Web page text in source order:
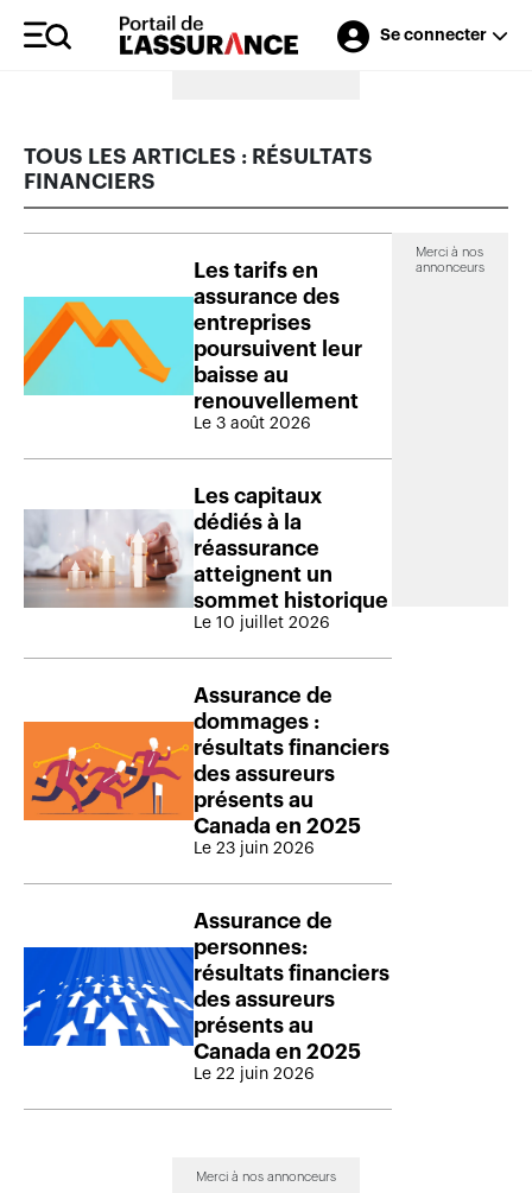
Se connecter
Merci à nos annonceurs
TOUS LES ARTICLES : RÉSULTATS
FINANCIERS
Les tarifs en
assurance des
entreprises
poursuivent leur
baisse au
renouvellement
Le 3 août 2026
Les capitaux
dédiés à la
réassurance
atteignent un
sommet historique
Le 10 juillet 2026
Assurance de
dommages :
résultats financiers
des assureurs
présents au
Canada en 2025
Le 23 juin 2026
Assurance de
personnes:
résultats financiers
des assureurs
présents au
Canada en 2025
Le 22 juin 2026
Merci à nos
annonceurs
Merci à nos annonceurs